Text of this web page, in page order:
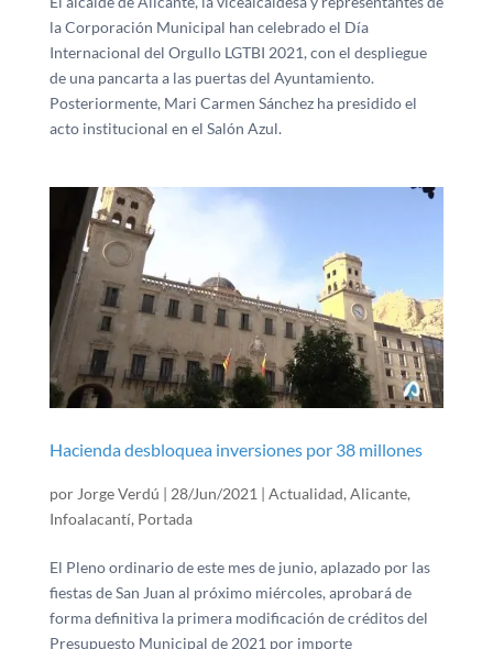
la Corporación Municipal han celebrado el Día
Internacional del Orgullo LGTBI 2021, con el despliegue
de una pancarta a las puertas del Ayuntamiento.
Posteriormente, Mari Carmen Sánchez ha presidido el
acto institucional en el Salón Azul.
Hacienda desbloquea inversiones por 38 millones
por Jorge Verdú | 28/Jun/2021 | Actualidad, Alicante,
Infoalacantí, Portada
El Pleno ordinario de este mes de junio, aplazado por las
fiestas de San Juan al próximo miércoles, aprobará de
forma definitiva la primera modificación de créditos del
Presupuesto Municipal de 2021 por importe